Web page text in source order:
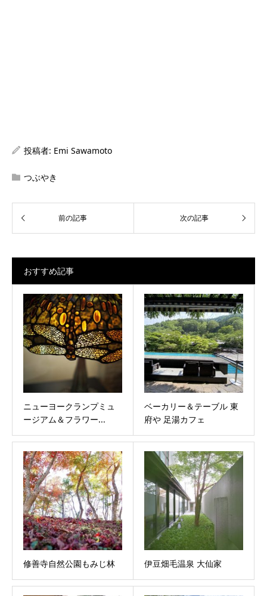
投稿者: Emi Sawamoto
つぶやき
おすすめ記事
ニューヨークランプミュ
ージアム＆フラワー...
ベーカリー＆テーブル 東
府や 足湯カフェ
修善寺自然公園もみじ林 伊豆畑毛温泉 大仙家